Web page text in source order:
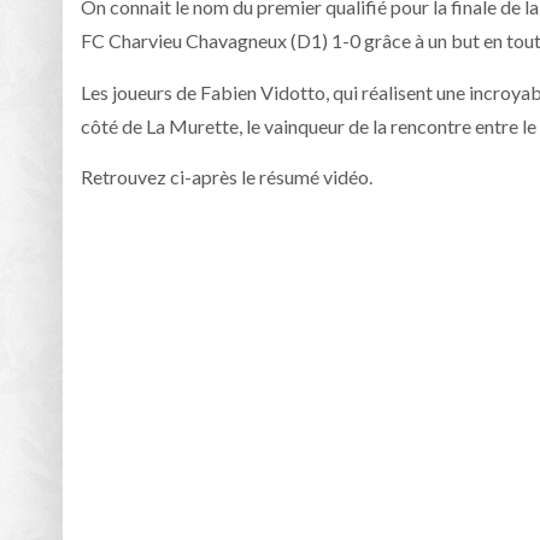
On connait le nom du premier qualifié pour la finale de
FC Charvieu Chavagneux (D1) 1-0 grâce à un but en
Les joueurs de Fabien Vidotto, qui réalisent une
côté de La Murette, le vainqueur de la rencontre entre
Retrouvez ci-après le résumé vidéo.